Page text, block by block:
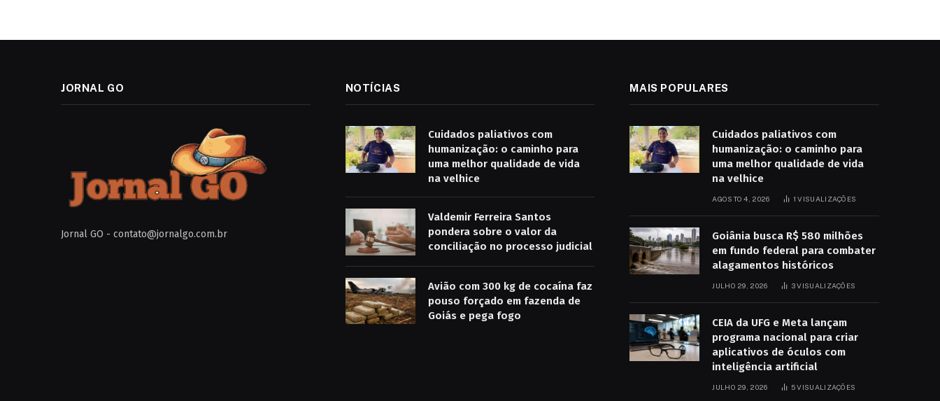
JORNAL GO
Jornal GO - contato@jornalgo.com.br
NOTÍCIAS
Cuidados paliativos com
humanização: o caminho para
uma melhor qualidade de vida
na velhice
Valdemir Ferreira Santos
pondera sobre o valor da
conciliação no processo judicial
Avião com 300 kg de cocaína faz
pouso forçado em fazenda de
Goiás e pega fogo
MAIS POPULARES
Cuidados paliativos com
humanização: o caminho para
uma melhor qualidade de vida
na velhice
AGOSTO 4, 2026 1VISUALIZAÇÕES
Goiânia busca R$ 580 milhões
em fundo federal para combater
alagamentos históricos
JULHO 29, 2026 3VISUALIZAÇÕES
CEIA da UFG e Meta lançam
programa nacional para criar
aplicativos de óculos com
inteligência artificial
JULHO 29, 2026 5VISUALIZAÇÕES